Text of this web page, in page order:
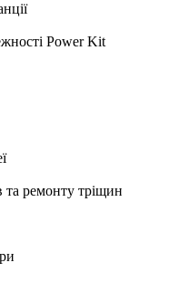
Power Kit
ремонту тріщин